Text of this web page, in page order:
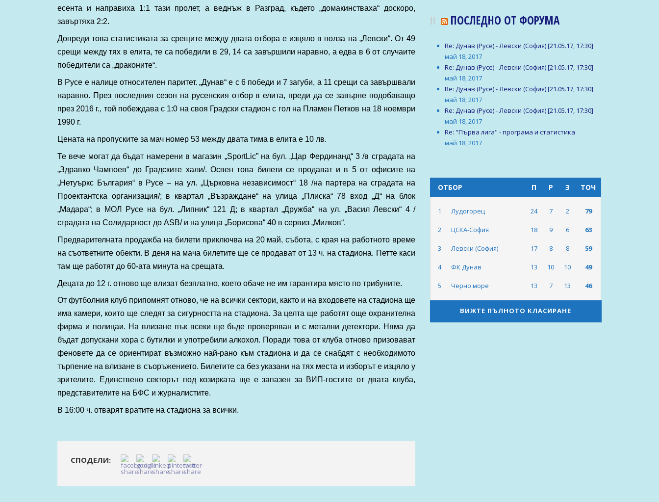
есента и направиха 1:1 тази пролет, а веднъж в Разград, където „домакинстваха“ доскоро,
завъртяха 2:2.
Допреди това статистиката за срещите между двата отбора е изцяло в полза на „Левски“. От 49
срещи между тях в елита, те са победили в 29, 14 са завършили наравно, а едва в 6 от случаите
победители са „драконите“.
В Русе е налице относителен паритет. „Дунав“ е с 6 победи и 7 загуби, а 11 срещи са завършвали
наравно. През последния сезон на русенския отбор в елита, преди да се завърне подобаващо
през 2016 г., той побеждава с 1:0 на своя Градски стадион с гол на Пламен Петков на 18 ноември
1990 г.
Цената на пропуските за мач номер 53 между двата тима в елита е 10 лв.
Те вече могат да бъдат намерени в магазин „SportLic” на бул. „Цар Фердинанд“ 3 /в сградата на
„Здравко Чампоев“ до Градските хали/. Освен това билети се продават и в 5 от офисите на
„Нетуъркс България“ в Русе – на ул. „Църковна независимост“ 18 /на партера на сградата на
Проектантска организация/; в квартал „Възраждане“ на улица „Плиска“ 78 вход „Д“ на блок
„Мадара“; в МОЛ Русе на бул. „Липник“ 121 Д; в квартал „Дружба“ на ул. „Васил Левски“ 4 /
сградата на Солидарност до ASB/ и на улица „Борисова“ 40 в сервиз „Милков“.
Предварителната продажба на билети приключва на 20 май, събота, с края на работното време
на съответните обекти. В деня на мача билетите ще се продават от 13 ч. на стадиона. Петте каси
там ще работят до 60-ата минута на срещата.
Децата до 12 г. отново ще влизат безплатно, което обаче не им гарантира място по трибуните.
От футболния клуб припомнят отново, че на всички сектори, както и на входовете на стадиона ще
има камери, които ще следят за сигурността на стадиона. За целта ще работят още охранителна
фирма и полицаи. На влизане пък всеки ще бъде проверяван и с метални детектори. Няма да
бъдат допускани хора с бутилки и употребили алкохол. Поради това от клуба отново призовават
феновете да се ориентират възможно най-рано към стадиона и да се снабдят с необходимото
търпение на влизане в съоръжението. Билетите са без указани на тях места и изборът е изцяло у
зрителите. Единствено секторът под козирката ще е запазен за ВИП-гостите от двата клуба,
представителите на БФС и журналистите.
В 16:00 ч. отварят вратите на стадиона за всички.
СПОДЕЛИ:
ПОСЛЕДНО ОТ ФОРУМА
Re: Дунав (Русе) - Левски (София) [21.05.17, 17:30]
май 18, 2017
Re: Дунав (Русе) - Левски (София) [21.05.17, 17:30]
май 18, 2017
Re: Дунав (Русе) - Левски (София) [21.05.17, 17:30]
май 18, 2017
Re: Дунав (Русе) - Левски (София) [21.05.17, 17:30]
май 18, 2017
Re: "Първа лига" - програма и статистика
май 18, 2017
ОТБОР П Р З ТОЧ
1 Лудогорец 24 7 2 79
2 ЦСКА-София 18 9 6 63
3 Левски (София) 17 8 8 59
4 ФК Дунав 13 10 10 49
5 Черно море 13 7 13 46
ВИЖТЕ ПЪЛНОТО КЛАСИРАНЕ